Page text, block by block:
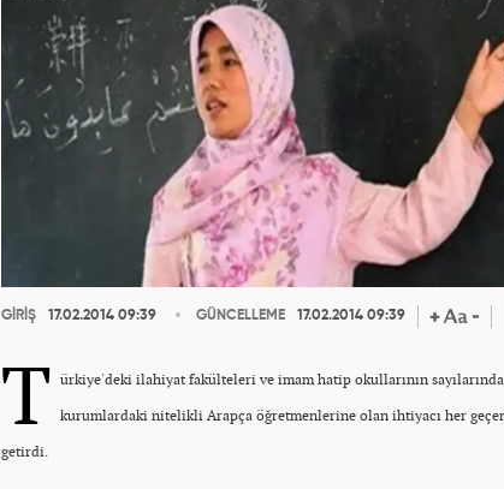
GİRİŞ 17.02.2014 09:39 GÜNCELLEME 17.02.2014 09:39
T ürkiye'deki ilahiyat fakülteleri ve imam hatip okullarının
kurumlardaki nitelikli Arapça öğretmenlerine olan ihtiyacı her
getirdi.